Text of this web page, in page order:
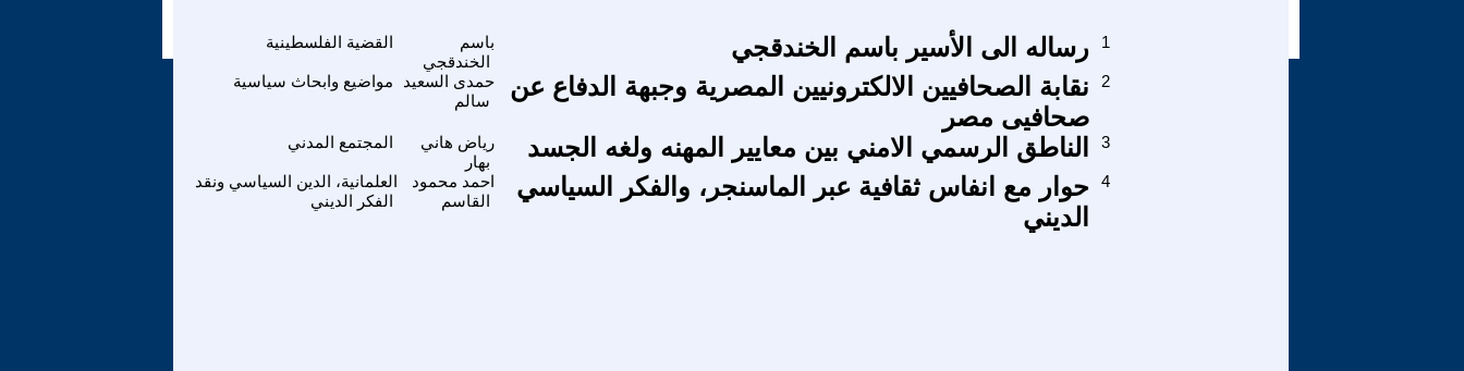
القضية الفلسطينية
باسم
الخندقجي
رساله الى الأسير باسم الخندقجي 1
مواضيع وابحاث سياسية
حمدى السعيد
سالم
نقابة الصحافيين الالكترونيين المصرية وجبهة الدفاع عن
صحافيى مصر
2
المجتمع المدني
رياض هاني
بهار
الناطق الرسمي الامني بين معايير المهنه ولغه الجسد 3
العلمانية، الدين السياسي ونقد
الفكر الديني
احمد محمود
القاسم
حوار مع انفاس ثقافية عبر الماسنجر، والفكر السياسي
الديني
4